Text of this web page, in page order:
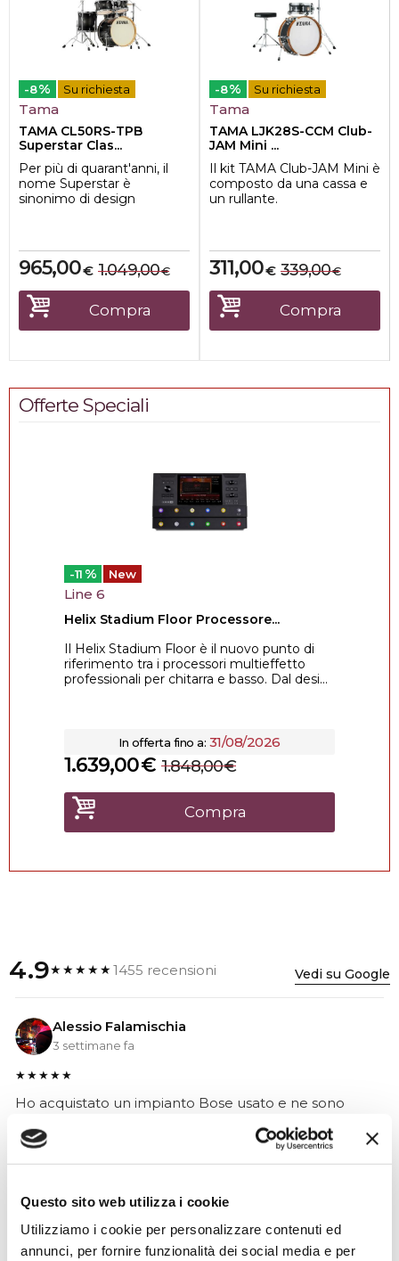
Questo sito web utilizza i cookie
Utilizziamo i cookie per personalizzare contenuti ed
annunci, per fornire funzionalità dei social media e per
-8% Su richiesta
Tama
TAMA CL50RS-TPB
Superstar Clas...
Per più di quarant'anni, il
nome Superstar è
sinonimo di design
€
965,00 €
1.049,00
Compra
-8% Su richiesta
Tama
TAMA LJK28S-CCM Club-
JAM Mini ...
Il kit TAMA Club-JAM Mini è
composto da una cassa e
un rullante.
€
311,00 €
339,00
Compra
Offerte Speciali
-11 % New
Line 6
Helix Stadium Floor Processore...
Il Helix Stadium Floor è il nuovo punto di
riferimento tra i processori multieffetto
professionali per chitarra e basso. Dal desi...
In offerta fino a: 31/08/2026
€
1.639,00 €
1.848,00
Compra
4.9★★★★★1455 recensioni Vedi su Google
Alessio Falamischia
3 settimane fa
★★★★★
Ho acquistato un impianto Bose usato e ne sono
super soddisfatto. Professionalità e gentilezza da parte
dello staff. Attrezzatura di qualità e buoni prezzi.
Hope Efrida
2 mesi fa